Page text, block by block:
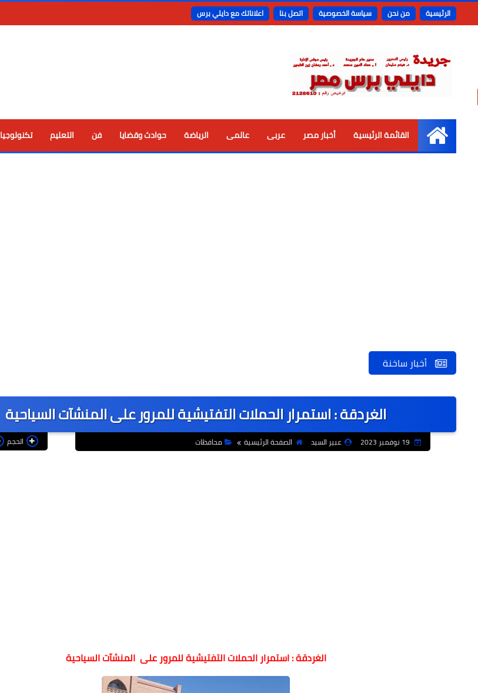
الرئيسية من نحن سياسة الخصوصية اتصل بنا اعلاناتك مع دايلي برس
الرئيسية
القائمة الرئيسية أخبار مصر عربى عالمى الرياضة حوادث وقضايا فن التعليم تكنولوجيا
أخبار ساخنة
الغردقة : استمرار الحملات التفتيشية للمرور على المنشآت السياحية
عبير السيد الصفحة الرئيسية محافظات الحجم
الغردقة : استمرار الحملات التفتيشية للمرور على المنشآت السياحية